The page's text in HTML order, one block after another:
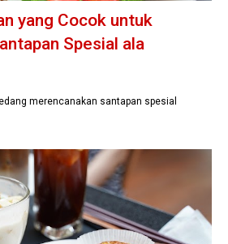
yang Cocok untuk
Spesial ala
merencanakan santapan spesial